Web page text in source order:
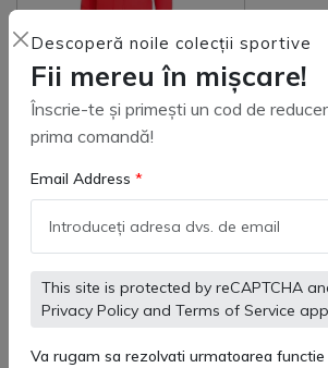
Descoperă noile colecții sportive
Fii mereu în mișcare!
Înscrie-te și primești un cod de
prima comandă!
Email Address
This site is protected by reCAPTCHA
Privacy Policy and Terms of Service
Va rugam sa rezolvati urmatoarea
Geaca lunga copii Kelme
( 0)
1,210 lei
Adaugă in coş